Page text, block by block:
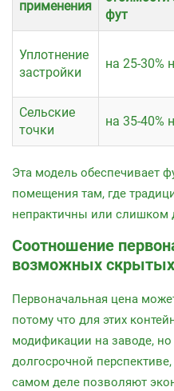
применения
фут
Уплотнение
застройки
на 25-30%
Сельские
точки
на 35-40%
Эта модель обеспечивает
помещения там, где
непрактичны или слишком
Соотношение
возможных скрытых
Первоначальная цена
потому что для этих
модификации на заводе,
долгосрочной
самом деле позволяют